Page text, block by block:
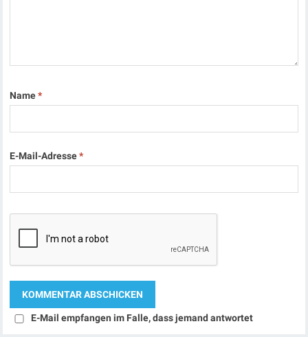
Name*
E-Mail-Adresse*
E-Mail empfangen im Falle, dass jemand antwortet